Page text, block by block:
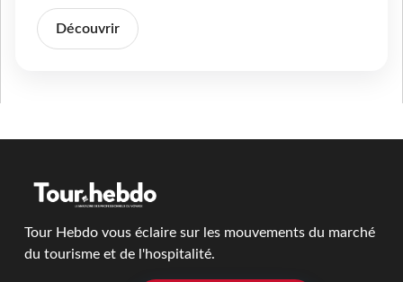
Découvrir
Tour Hebdo vous éclaire sur les mouvements du marché
du tourisme et de l'hospitalité.